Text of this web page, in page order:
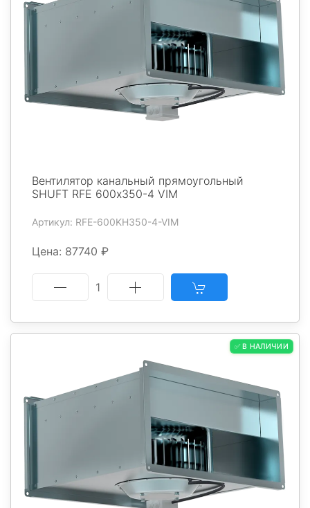
Вентилятор канальный прямоугольный
SHUFT RFE 600х350-4 VIM
Артикул: RFE-600KH350-4-VIM
Цена: 87740 ₽
1
✅ В НАЛИЧИИ